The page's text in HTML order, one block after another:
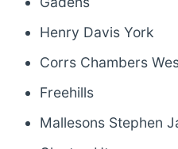
Henry Davis York
Corrs Chambers
Freehills
Mallesons Stephen